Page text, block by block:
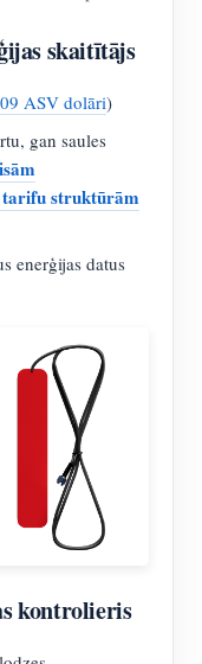
skaitītājs
ASV dolāri)
gan saules
struktūrām
enerģijas datus
kontrolieris